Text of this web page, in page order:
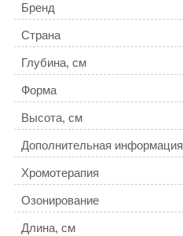
Бренд
Страна
Глубина, см
Форма
Высота, см
Дополнительная информация
Хромотерапия
Озонирование
Длина, см